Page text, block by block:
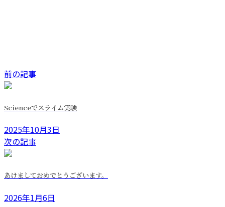
前の記事
Scienceでスライム実験
2025年10月3日
次の記事
あけましておめでとうございます。
2026年1月6日